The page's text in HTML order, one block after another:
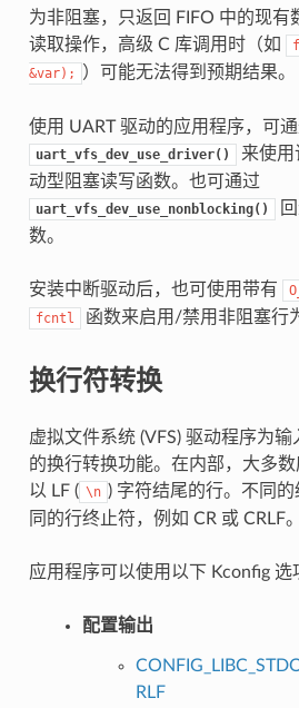
为非阻塞，只返回 FIFO 中的现有
读取操作，高级 C 库调用时（如
&var);
）可能无法得到预期结果。
使用 UART 驱动的应用程序，可
uart_vfs_dev_use_driver()
来使用
动型阻塞读写函数。也可通过
uart_vfs_dev_use_nonblocking()
数。
安装中断驱动后，也可使用带有
fcntl 函数来启用/禁用非阻塞行
换行符转换
虚拟文件系统 (VFS) 驱动程序为
的换行转换功能。在内部，大多
以 LF ( \n ) 字符结尾的行。不同
同的行终止符，例如 CR 或 CRLF。
应用程序可以使用以下 Kconfig 选
配置输出
RLF